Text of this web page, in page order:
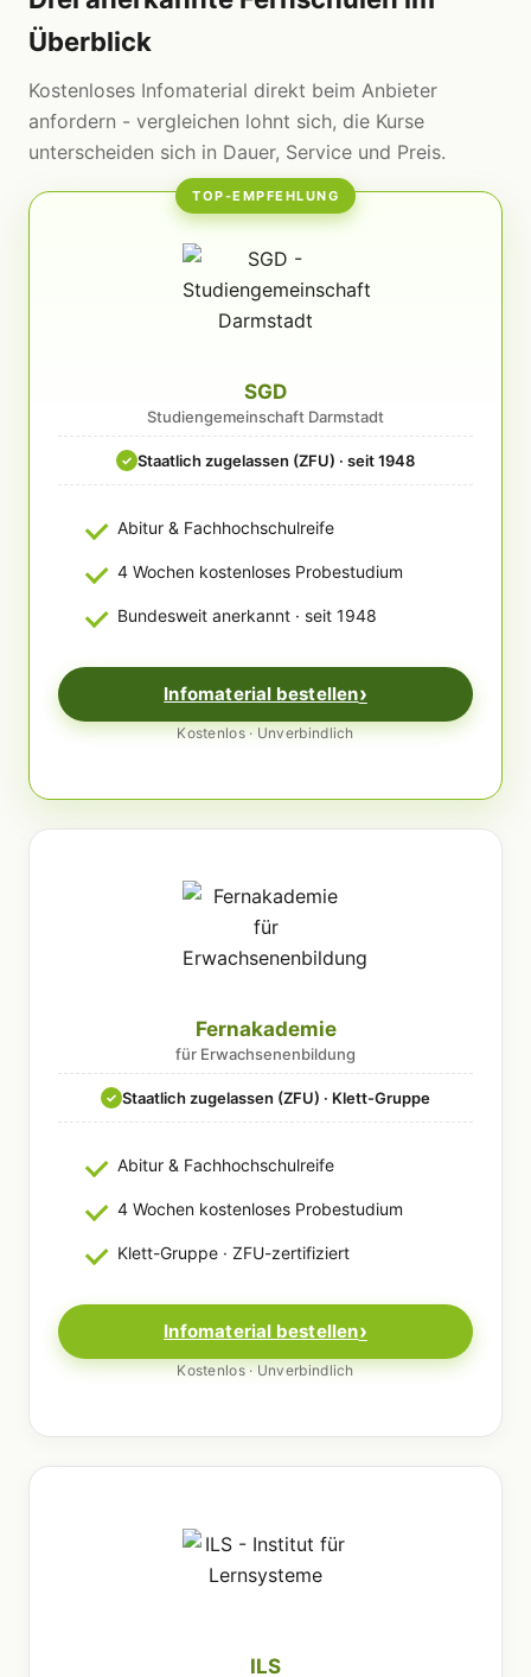
Überblick
Kostenloses Infomaterial direkt beim Anbieter
anfordern - vergleichen lohnt sich, die Kurse
unterscheiden sich in Dauer, Service und Preis.
TOP-EMPFEHLUNG
SGD
Studiengemeinschaft Darmstadt
✓ Staatlich zugelassen (ZFU) · seit 1948
Abitur & Fachhochschulreife
4 Wochen kostenloses Probestudium
Bundesweit anerkannt · seit 1948
Infomaterial bestellen
Kostenlos · Unverbindlich
Fernakademie
für Erwachsenenbildung
✓ Staatlich zugelassen (ZFU) · Klett-Gruppe
Abitur & Fachhochschulreife
4 Wochen kostenloses Probestudium
Klett-Gruppe · ZFU-zertifiziert
Infomaterial bestellen
Kostenlos · Unverbindlich
ILS